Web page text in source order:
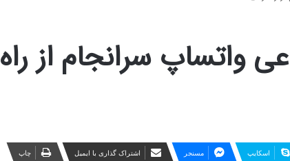
سرانجام از راه
اسکایپ مسنجر اشتراک گذاری با ایمیل چاپ